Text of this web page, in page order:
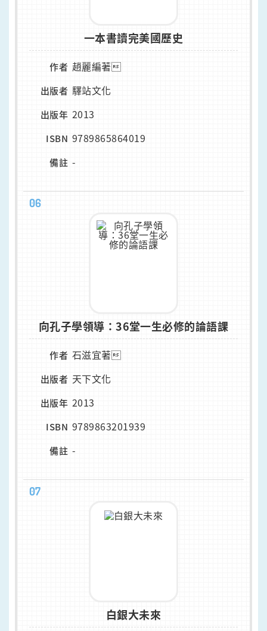
一本書讀完美國歷史
作者 趙麗編著
出版者 驛站文化
出版年 2013
ISBN 9789865864019
備註 -
06
向孔子學領導：36堂一生必修的論語課
作者 石滋宜著
出版者 天下文化
出版年 2013
ISBN 9789863201939
備註 -
07
白銀大未來